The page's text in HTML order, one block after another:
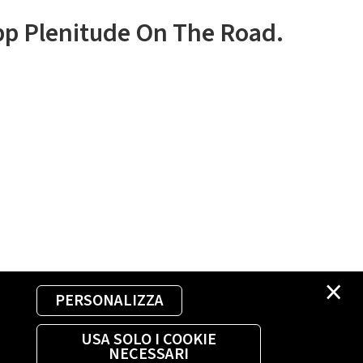
×
PERSONALIZZA
USA SOLO I COOKIE
NECESSARI
Plenitude On The Road.